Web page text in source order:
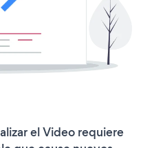
el Video requiere